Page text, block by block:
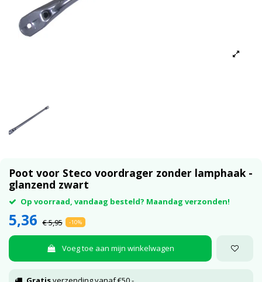
Poot voor Steco voordrager zonder lamphaak -
glanzend zwart
Op voorraad, vandaag besteld? Maandag verzonden!
5,36 € 5,95 -10%
Voeg toe aan mijn winkelwagen